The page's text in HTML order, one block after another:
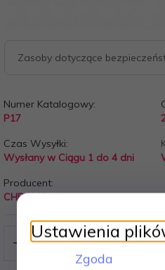
Zasoby dotyczące
Numer Katalogowy:
P17
Czas Wysyłki:
Wysłany w Ciągu 1 do 4 dni
Producent:
CHROMA
Ustawienia
Zgoda